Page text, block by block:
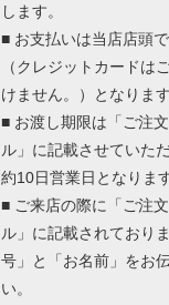
します。
■ お支払いは当店店頭
（クレジットカードは
けません。）となります
■ お渡し期限は「ご注
ル」に記載させていた
約10日営業日となります
■ ご来店の際に「ご注
ル」に記載されており
号」と「お名前」をお
い。